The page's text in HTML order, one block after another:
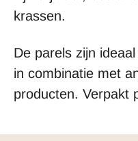
krassen.
De parels zijn
in combinatie met
producten. Verpakt